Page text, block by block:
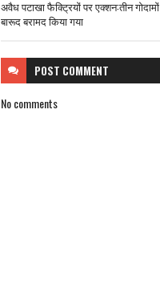
अवैध पटाखा फैक्ट्रियों पर एक्शन:तीन
बारूद बरामद किया गया
POST COMMENT
No comments